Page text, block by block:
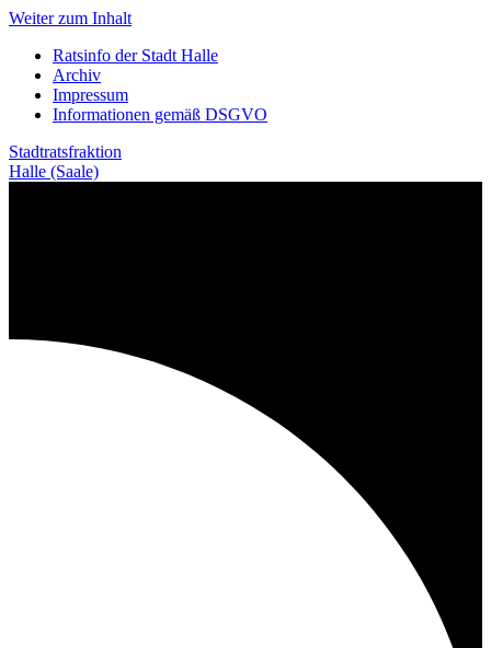
Weiter zum Inhalt
Ratsinfo der Stadt Halle
Archiv
Impressum
Informationen gemäß DSGVO
Stadtratsfraktion
Halle (Saale)